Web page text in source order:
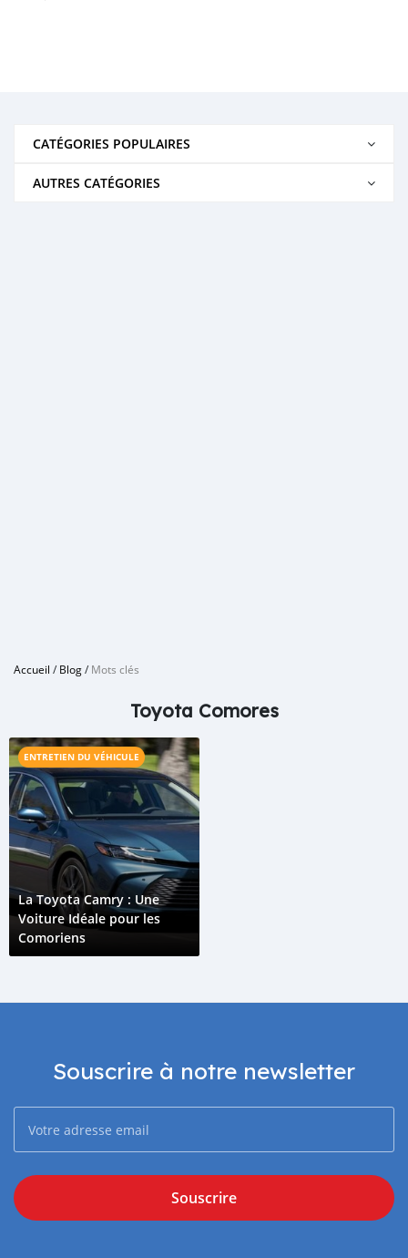
CATÉGORIES POPULAIRES
AUTRES CATÉGORIES
Accueil /Blog/Mots clés
Toyota Comores
ENTRETIEN DU VÉHICULE
La Toyota Camry : Une
Voiture Idéale pour les
Comoriens
Souscrire à notre newsletter
Souscrire